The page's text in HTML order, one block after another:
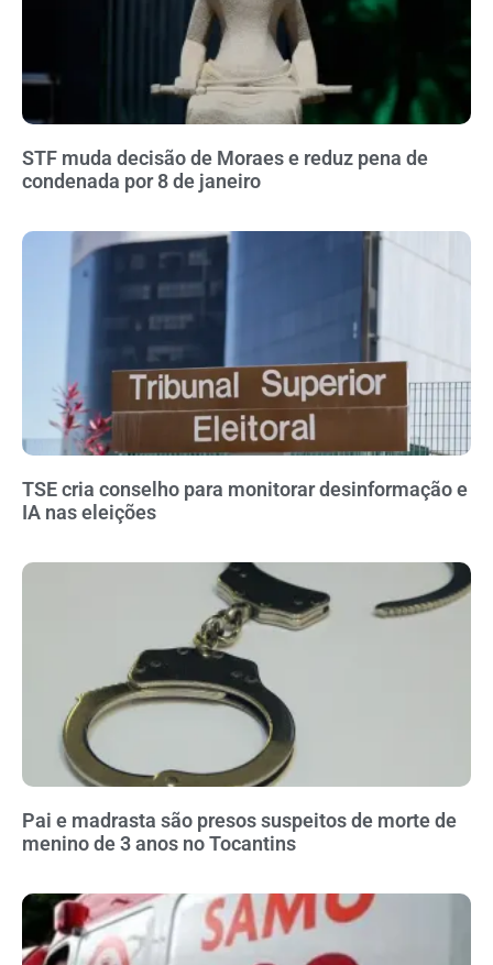
STF muda decisão de Moraes e reduz pena de
condenada por 8 de janeiro
TSE cria conselho para monitorar desinformação e
IA nas eleições
Pai e madrasta são presos suspeitos de morte de
menino de 3 anos no Tocantins